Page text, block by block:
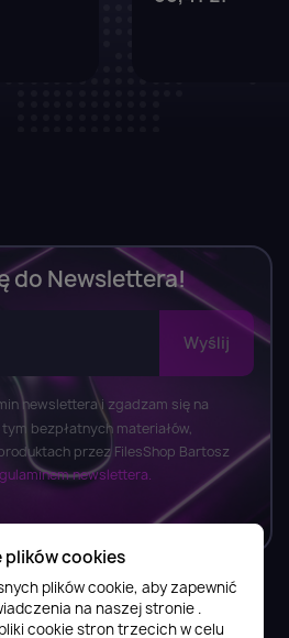
do Newslettera!
newslettera i zgadzam się na
bezpłatnych materiałów,
przez FilesShop Bartosz
newslettera.
cookies
plików cookie, aby zapewnić
na naszej stronie .
cookie stron trzecich w celu